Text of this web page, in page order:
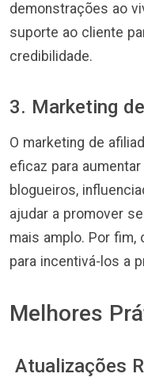
demonstrações ao
suporte ao cliente
credibilidade.
3. Marketing
O marketing de
eficaz para
blogueiros,
ajudar a promover
mais amplo. Por
para incentivá-los a
Melhores
Atualizações